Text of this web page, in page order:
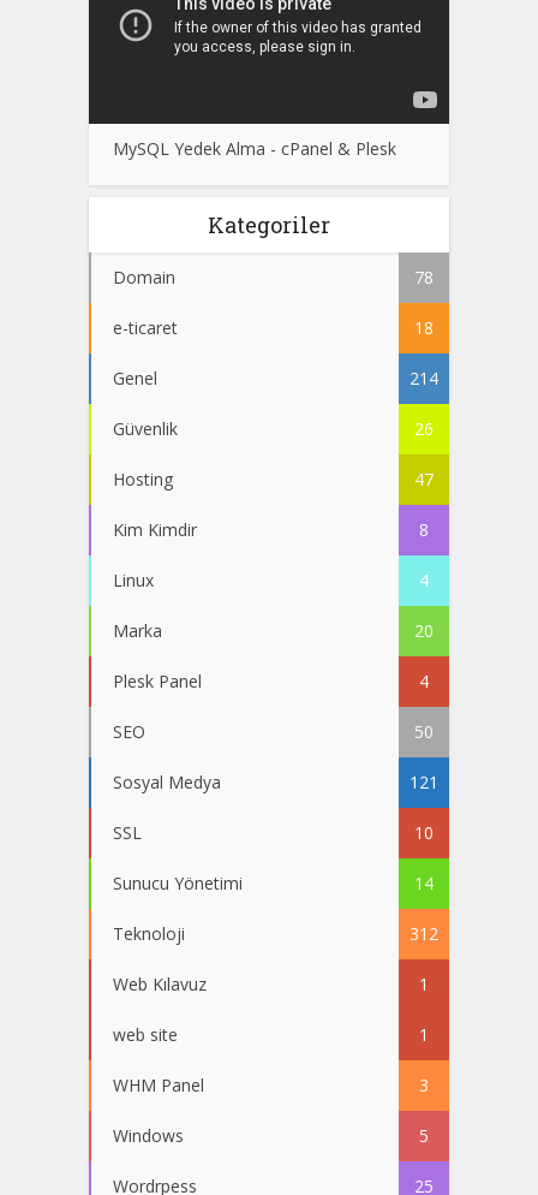
MySQL Yedek Alma - cPanel & Plesk
Kategoriler
Domain 78
e-ticaret 18
Genel 214
Güvenlik 26
Hosting 47
Kim Kimdir 8
Linux 4
Marka 20
Plesk Panel 4
SEO 50
Sosyal Medya 121
SSL 10
Sunucu Yönetimi 14
Teknoloji 312
Web Kılavuz 1
web site 1
WHM Panel 3
Windows 5
Wordrpess 25